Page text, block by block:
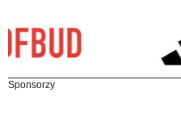
Sponsorzy